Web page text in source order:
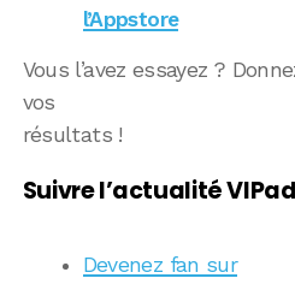
l’Appstore
Vous l’avez essayez ?
vos
résultats !
Suivre l’actualité
Devenez fan sur